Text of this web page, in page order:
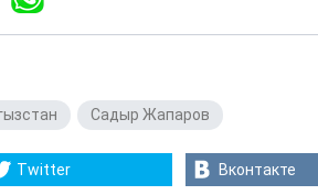
Садыр Жапаров
Twitter Вконтакте